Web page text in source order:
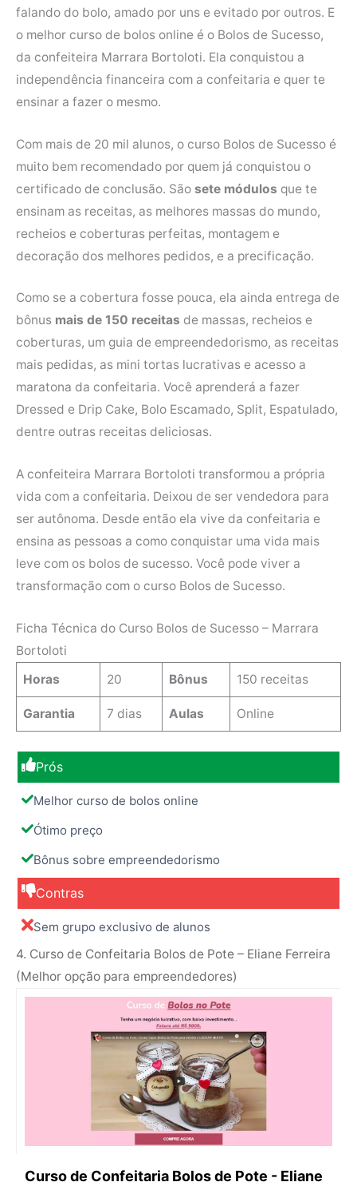
falando do bolo, amado por uns e evitado por outros. E
o melhor curso de bolos online é o Bolos de Sucesso,
da confeiteira Marrara Bortoloti. Ela conquistou a
independência financeira com a confeitaria e quer te
ensinar a fazer o mesmo.
Com mais de 20 mil alunos, o curso Bolos de Sucesso é
muito bem recomendado por quem já conquistou o
certificado de conclusão. São sete módulos que te
ensinam as receitas, as melhores massas do mundo,
recheios e coberturas perfeitas, montagem e
decoração dos melhores pedidos, e a precificação.
Como se a cobertura fosse pouca, ela ainda entrega de
bônus mais de 150 receitas de massas, recheios e
coberturas, um guia de empreendedorismo, as receitas
mais pedidas, as mini tortas lucrativas e acesso a
maratona da confeitaria. Você aprenderá a fazer
Dressed e Drip Cake, Bolo Escamado, Split, Espatulado,
dentre outras receitas deliciosas.
A confeiteira Marrara Bortoloti transformou a própria
vida com a confeitaria. Deixou de ser vendedora para
ser autônoma. Desde então ela vive da confeitaria e
ensina as pessoas a como conquistar uma vida mais
leve com os bolos de sucesso. Você pode viver a
transformação com o curso Bolos de Sucesso.
Ficha Técnica do Curso Bolos de Sucesso – Marrara
Bortoloti
Horas
20 Bônus 150 receitas
Garantia 7 dias Aulas Online
Prós
Melhor curso de bolos online
Ótimo preço
Bônus sobre empreendedorismo
Contras
Sem grupo exclusivo de alunos
4. Curso de Confeitaria Bolos de Pote – Eliane Ferreira
(Melhor opção para empreendedores)
Curso de Confeitaria Bolos de Pote - Eliane